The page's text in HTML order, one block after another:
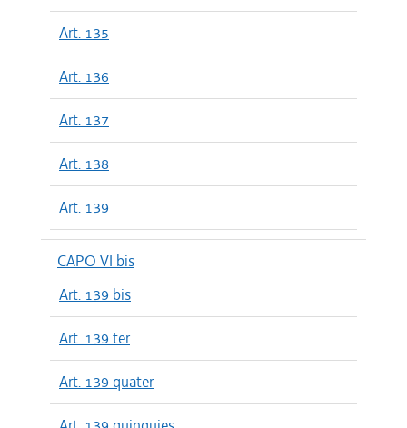
Art. 135
Art. 136
Art. 137
Art. 138
Art. 139
CAPO VI bis
Art. 139 bis
Art. 139 ter
Art. 139 quater